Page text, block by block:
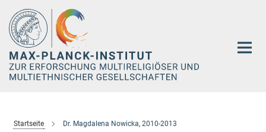
Hauptinhalt
Startseite Dr. Magdalena Nowicka, 2010-2013